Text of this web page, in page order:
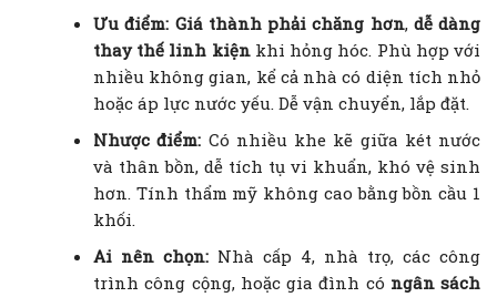
Ưu điểm: Giá thành phải chăng hơn, dễ dàng
thay thế linh kiệnkhi hỏng hóc. Phù hợp với
nhiều không gian, kể cả nhà có diện tích nhỏ
hoặc áp lực nước yếu. Dễ vận chuyển, lắp đặt.
Nhược điểm: Có nhiều khe kẽ giữa két nước
và thân bồn, dễ tích tụ vi khuẩn, khó vệ sinh
hơn. Tính thẩm mỹ không cao bằng bồn cầu 1
khối.
Ai nên chọn: Nhà cấp 4, nhà trọ, các công
trình công cộng, hoặc gia đình có ngân sách